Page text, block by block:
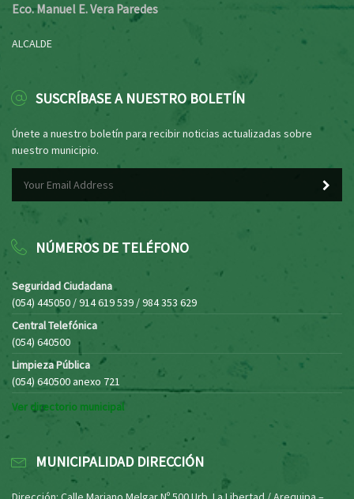
Eco. Manuel E. Vera Paredes
ALCALDE
SUSCRÍBASE A NUESTRO BOLETÍN
Únete a nuestro boletín para recibir noticias actualizadas sobre
nuestro municipio.
NÚMEROS DE TELÉFONO
Seguridad Ciudadana
(054) 445050 / 914 619 539 / 984 353 629
Central Telefónica
(054) 640500
Limpieza Pública
(054) 640500 anexo 721
Ver directorio municipal
MUNICIPALIDAD DIRECCIÓN